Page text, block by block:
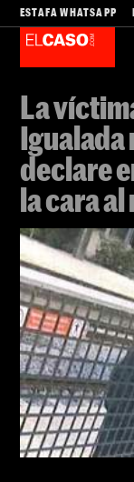
ESTAFA WHATSAPP
La
Igualada
declare
la cara